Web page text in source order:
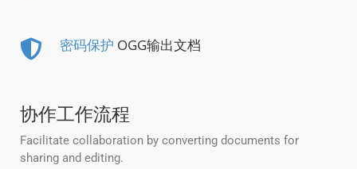
密码保护 OGG输出文档
协作工作流程
Facilitate collaboration by converting documents for
sharing and editing.